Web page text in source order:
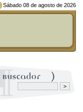
Sábado 08 de agosto de 2026